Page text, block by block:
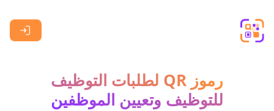
رموز QR لطلبات التوظيف
للتوظيف وتعيين الموظفين